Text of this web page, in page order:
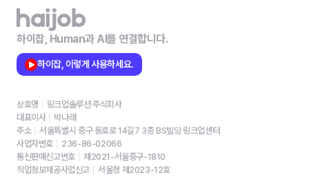
하이잡, Human과 AI를 연결합니다.
하이잡, 이렇게 사용하세요.
상호명
링크업솔루션 주식회사
대표이사
박나래
주소
서울특별시 중구 동호로 14길7 3층 BS빌딩 링크업센터
사업자번호
236-86-02066
통신판매신고번호
제2021-서울중구-1810
직업정보제공사업신고
서울청 제2023-12호